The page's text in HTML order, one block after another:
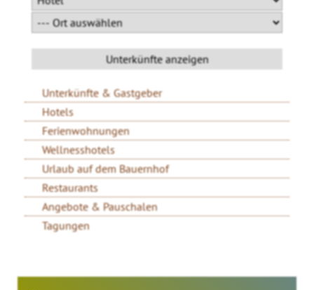
Unterkünfte & Gastgeber
Hotels
Ferienwohnungen
Wellnesshotels
Urlaub auf dem Bauernhof
Restaurants
Angebote & Pauschalen
Tagungen